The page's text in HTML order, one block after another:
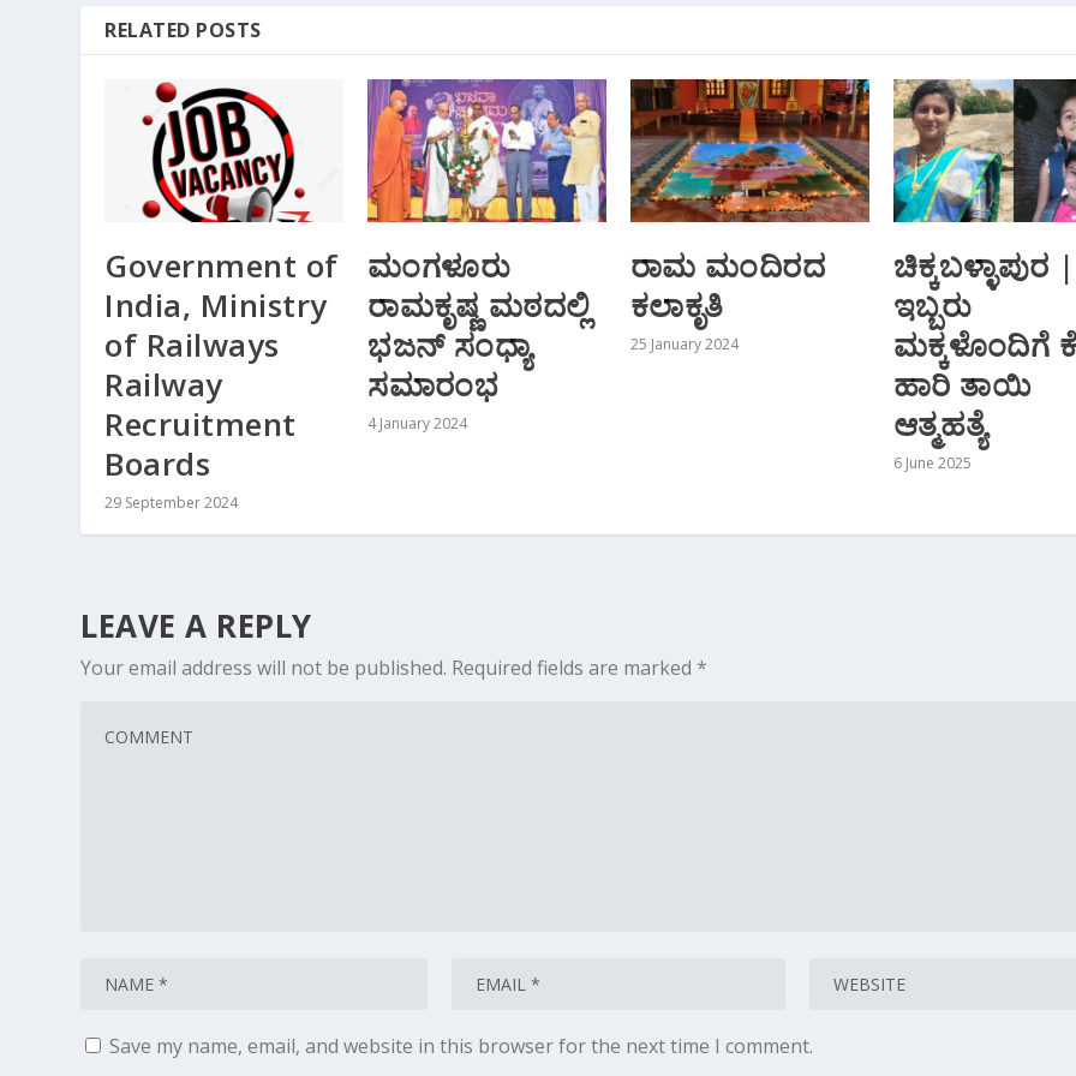
RELATED POSTS
Government of
India, Ministry
of Railways
Railway
Recruitment
Boards
29 September 2024
ಮಂಗಳೂರು
ರಾಮಕೃಷ್ಣ ಮಠದಲ್ಲಿ
ಭಜನ್‌ ಸಂಧ್ಯಾ
ಸಮಾರಂಭ
4 January 2024
ರಾಮ ಮಂದಿರದ
ಕಲಾಕೃತಿ
25 January 2024
ಚಿಕ್ಕಬಳ್ಳಾಪುರ |
ಇಬ್ಬರು
ಮಕ್ಕಳೊಂದಿಗೆ
ಹಾರಿ ತಾಯಿ
ಆತ್ಮಹತ್ಯೆ
6 June 2025
LEAVE A REPLY
Your email address will not be published. Required fields are marked *
Save my name, email, and website in this browser for the next time I comment.